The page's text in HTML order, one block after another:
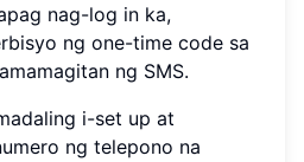
nag-log in ka,
ng one-time code sa
ng SMS.
i-set up at
ng telepono na